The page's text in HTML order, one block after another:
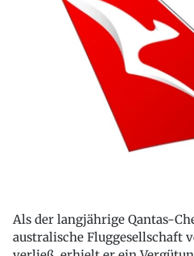
Als der langjährige Qantas-
australische Fluggesellschaft